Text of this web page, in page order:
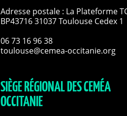
Adresse postale : La Plateforme
BP43716 31037 Toulouse Cedex 1
06 73 16 96 38
toulouse@cemea-occitanie.org
SIÈGE RÉGIONAL DES CEMÉA
OCCITANIE